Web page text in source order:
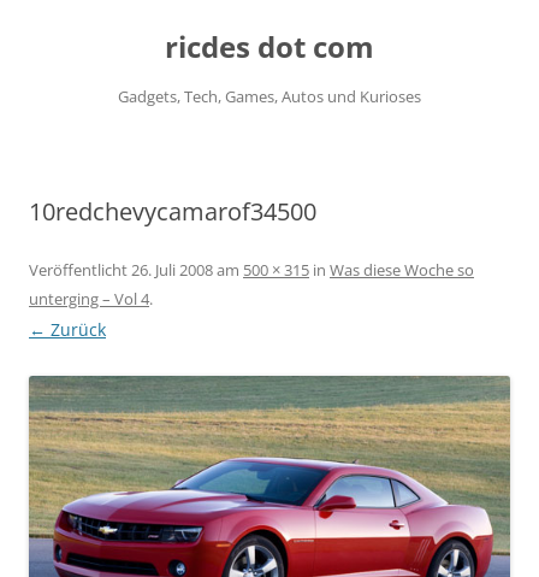
ricdes dot com
Gadgets, Tech, Games, Autos und Kurioses
10redchevycamarof34500
Veröffentlicht26. Juli 2008am 500 × 315 in Was diese Woche so
unterging – Vol 4.
← Zurück